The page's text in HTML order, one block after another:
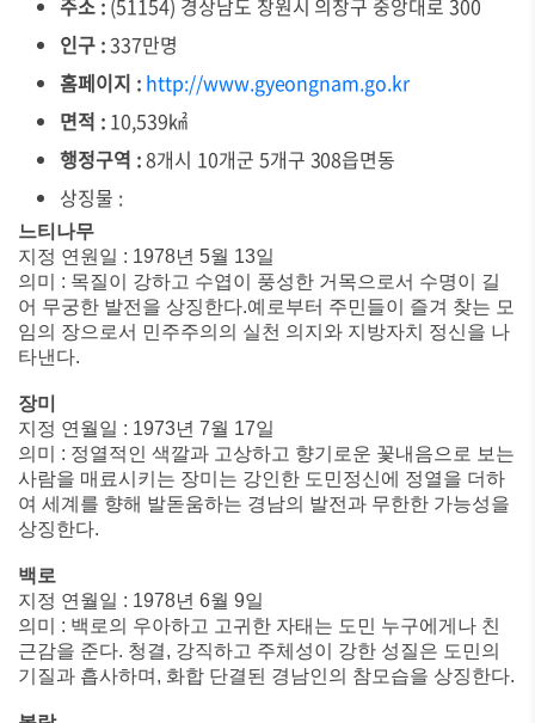
주소 : (51154) 경상남도 창원시 의창구 중앙대로 300
인구 :337만명
홈페이지 : http://www.gyeongnam.go.kr
면적 : 10,539㎢
행정구역 :8개시 10개군 5개구 308읍면동
상징물 :
느티나무
지정 연원일 : 1978년 5월 13일
의미 : 목질이 강하고 수엽이 풍성한 거목으로서 수명이 길
어 무궁한 발전을 상징한다.예로부터 주민들이 즐겨 찾는 모
임의 장으로서 민주주의의 실천 의지와 지방자치 정신을 나
타낸다.
장미
지정 연월일 : 1973년 7월 17일
의미 : 정열적인 색깔과 고상하고 향기로운 꽃내음으로 보는
사람을 매료시키는 장미는 강인한 도민정신에 정열을 더하
여 세계를 향해 발돋움하는 경남의 발전과 무한한 가능성을
상징한다.
백로
지정 연월일 : 1978년 6월 9일
의미 : 백로의 우아하고 고귀한 자태는 도민 누구에게나 친
근감을 준다. 청결, 강직하고 주체성이 강한 성질은 도민의
기질과 흡사하며, 화합 단결된 경남인의 참모습을 상징한다.